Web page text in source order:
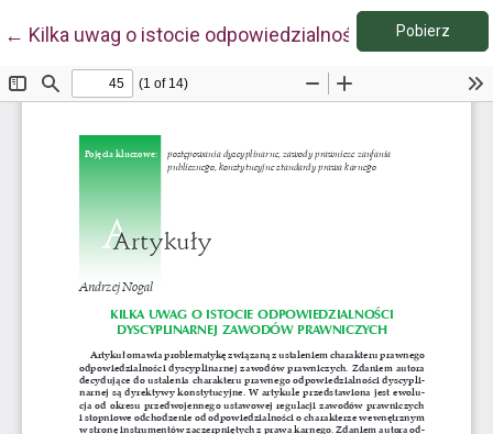
← Wróć do szczegółów artykułu
Kilka uwag o istocie odpowiedzialności Pobierz